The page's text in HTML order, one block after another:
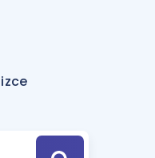
Hesaplama Aracı
için Öneriler
Tek Takvimde